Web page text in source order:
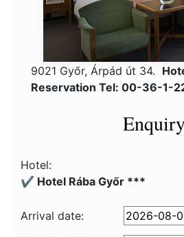
9021 Győr, Árpád út 34.
Reservation Tel: 00-36-1-
Hotel:
✔️ Hotel Rába Győr ***
Arrival date: